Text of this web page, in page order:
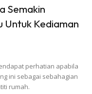
Semakin
Untuk Kediaman
perhatian apabila
ini sebagai sebahagian
rumah.